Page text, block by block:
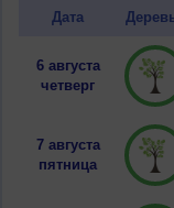
Дата
6 августа
четверг
7 августа
пятница